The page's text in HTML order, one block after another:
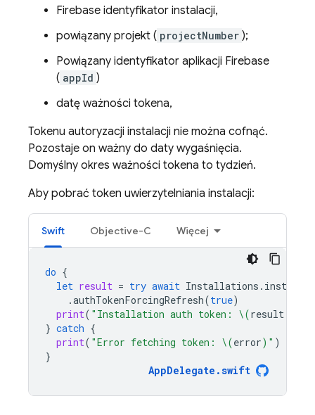
Firebase identyfikator instalacji,
powiązany projekt ( projectNumber );
Powiązany identyfikator aplikacji Firebase
( appId )
datę ważności tokena,
Tokenu autoryzacji instalacji nie można cofnąć.
Pozostaje on ważny do daty wygaśnięcia.
Domyślny okres ważności tokena to tydzień.
Aby pobrać token uwierzytelniania instalacji:
Swift Objective-C Więcej
do {
let result = try await Installations .
.authTokenForcingRefresh(true)
print( "Installation auth token: \(result
} catch {
print( "Error fetching token: \(error) " )
}
AppDelegate .swift